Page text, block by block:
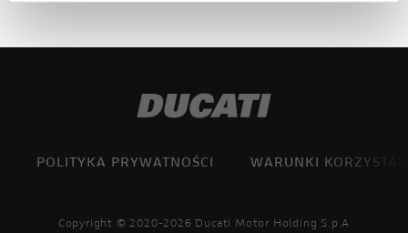
POLITYKA PRYWATNOŚCI WARUNKI
Copyright © 2020-2026 Ducati Motor Holding S.p.A